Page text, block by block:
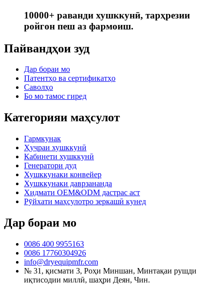
10000+ раванди хушккунӣ, тарҳрезии
ройгон пеш аз фармоиш.
Пайвандҳои зуд
Дар бораи мо
Патентҳо ва сертификатҳо
Саволҳо
Бо мо тамос гиред
Категорияи маҳсулот
Гармкунак
Ҳуҷраи хушккунӣ
Кабинети хушккунӣ
Генератори дуд
Хушккунаки конвейер
Хушккунаки даврзананда
Хидмати OEM&ODM дастрас аст
Рӯйхати маҳсулотро зеркашӣ кунед
Дар бораи мо
0086 400 9955163
0086 17760304926
info@dryequipmfr.com
№ 31, қисмати 3, Роҳи Миншан, Минтақаи рушди
иқтисодии миллӣ, шаҳри Деян, Чин.